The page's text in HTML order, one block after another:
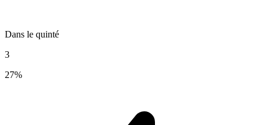
Dans le quinté
3
27%